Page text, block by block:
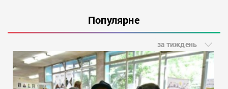
Популярне
за тиждень